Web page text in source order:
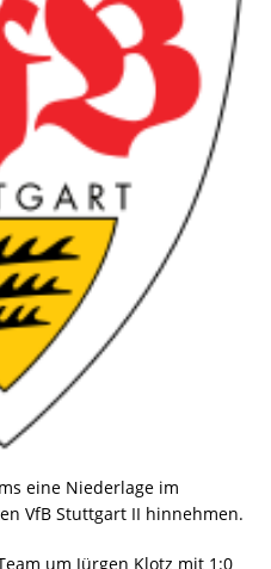
eine Niederlage im
VfB Stuttgart II hinnehmen.
um Jürgen Klotz mit 1:0